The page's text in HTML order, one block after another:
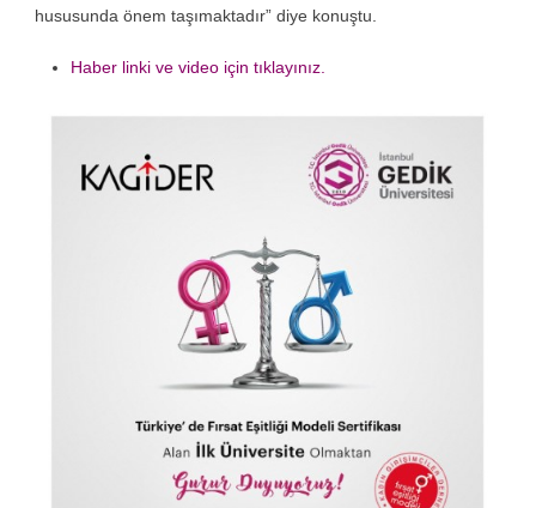
hususunda önem taşımaktadır” diye konuştu.
Haber linki ve video için tıklayınız.